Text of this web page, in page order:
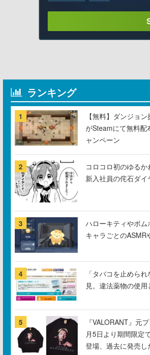
ランキング
1
【無料】ダンジョ
がSteamにて無料
ャンペーン
2
コロコロ初のゆる
新入社員の侘石ダ
3
ハローキティやポム
キャラごとのASMR
4
「タバコを止めら
見。違法薬物の使
5
『VALORANT』元
月5日より期間限定
登場、過去に発売し